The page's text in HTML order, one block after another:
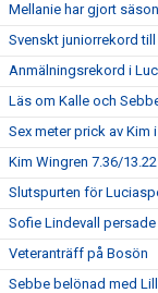
Mellanie har gjort
Svenskt juniorrekord
Anmälningsrekord i
Läs om Kalle och
Sex meter prick av Kim
Kim Wingren 7.36/
Slutspurten för
Sofie Lindevall
Veteranträff på Bosön
Sebbe belönad med